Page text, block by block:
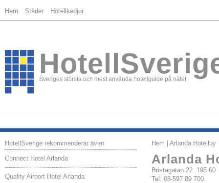
Hem Städer Hotellkedjor
Sveriges största och mest använda hotellguide på nätet
HotellSverige rekommenderar även
Connect Hotel Arlanda
Quality Airport Hotel Arlanda
Hem | Arlanda Hotellby
Arlanda
Bristagatan 22. 195 60
Tel: 08-597 89 700.